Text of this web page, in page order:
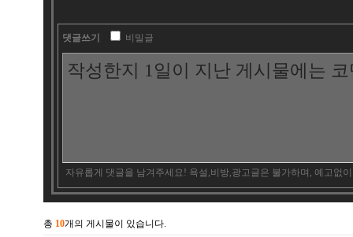
댓글쓰기 비밀글
자유롭게 댓글을 남겨주세요! 욕설,비방,광고글은 불가하며, 예고없
총 10개의 게시물이 있습니다.